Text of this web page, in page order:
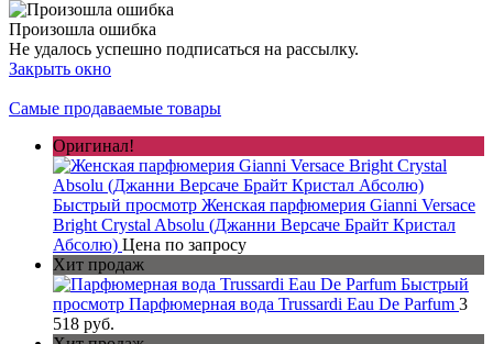
Произошла ошибка
Не удалось успешно подписаться на рассылку.
Закрыть окно
Самые продаваемые товары
Оригинал!
Быстрый просмотр Женская парфюмерия Gianni Versace
Bright Crystal Absolu (Джанни Версаче Брайт Кристал
Абсолю) Цена по запросу
Хит продаж
Быстрый
просмотр Парфюмерная вода Trussardi Eau De Parfum 3
518 руб.